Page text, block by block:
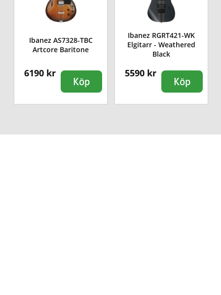
Ibanez AS7328-TBC
Artcore Baritone
6190 kr
Köp
Ibanez RGRT421-WK
Elgitarr - Weathered
Black
5590 kr
Köp